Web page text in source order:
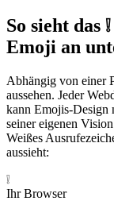
So sieht das
Emoji an
Abhängig von einer
aussehen. Jeder
kann Emojis-Design
seiner eigenen
Weißes
aussieht:
❕
Ihr Browser